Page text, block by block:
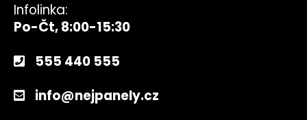
Infolinka:
Po-Čt, 8:00-15:30
555 440 555
info@nejpanely.cz